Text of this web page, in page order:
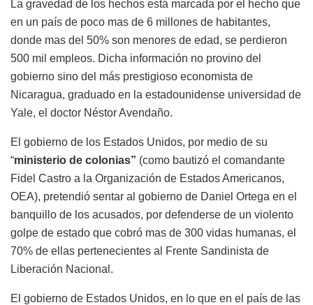
La gravedad de los hechos está marcada por el hecho que
en un país de poco mas de 6 millones de habitantes,
donde mas del 50% son menores de edad, se perdieron
500 mil empleos. Dicha información no provino del
gobierno sino del más prestigioso economista de
Nicaragua, graduado en la estadounidense universidad de
Yale, el doctor Néstor Avendaño.
El gobierno de los Estados Unidos, por medio de su
“ministerio de colonias” (como bautizó el comandante
Fidel Castro a la Organización de Estados Americanos,
OEA), pretendió sentar al gobierno de Daniel Ortega en el
banquillo de los acusados, por defenderse de un violento
golpe de estado que cobró mas de 300 vidas humanas, el
70% de ellas pertenecientes al Frente Sandinista de
Liberación Nacional.
El gobierno de Estados Unidos, en lo que en el país de las